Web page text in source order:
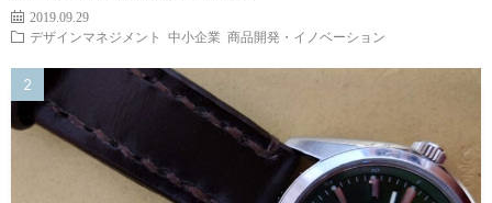
2019.09.29
デザインマネジメント
中小企業 商品開発・イノベーション